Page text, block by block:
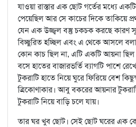
যাওয়া রাস্তার এক ছোট গর্তের মধ্যে
পেয়েছিল আর সে কাচের দিকে তাকিয়ে
যেন এক উজ্জ্বল বস্তু চকচক করছে কারণ
বিচ্ছুরিত হচ্ছিল এবং এ থেকে আসলে বলা
কোন কাচ ছিল না, এটি একটি আয়না
বসে হাতের বাজারভর্তি ব্যাগটি পাশে
টুকরাটি হাতে নিয়ে ঘুরে ফিরিয়ে বেশ
ত্রিকোণাকার। আবু বকরের আয়নার
টুকরাটি নিয়ে বাড়ি চলে যায়।
তার ঘর খুব ছোট। সেই ছোট ঘরের এক